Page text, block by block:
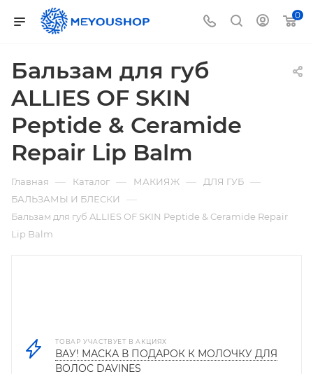
0
Бальзам для губ
ALLIES OF SKIN
Peptide & Ceramide
Repair Lip Balm
Главная — Каталог — МАКИЯЖ — ДЛЯ ГУБ —
БАЛЬЗАМЫ И БЛЕСКИ —
Бальзам для губ ALLIES OF SKIN Peptide & Ceramide Repair
Lip Balm
ТОВАР УЧАСТВУЕТ В АКЦИЯХ
ВАУ! МАСКА В ПОДАРОК К МОЛОЧКУ ДЛЯ
ВОЛОС DAVINES